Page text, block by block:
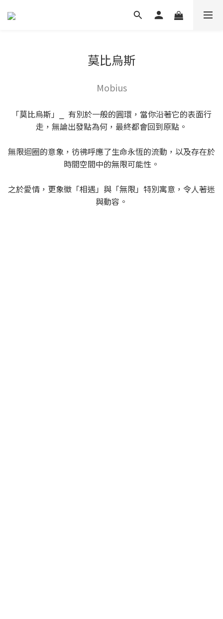
莫比烏斯
Mobius
「莫比烏斯」⎯ 有別於一般的圓環，當你沿著它的表面行
走，無論出發點為何，最終都會回到原點。
無限迴圈的意象，彷彿呼應了生命永恆的流動，以及存在於
時間空間中的無限可能性。
之於愛情，更象徵「相遇」與「無限」特別寓意，令人著迷
與動容。